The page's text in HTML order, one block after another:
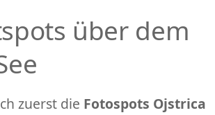
über dem
zuerst die Fotospots Ojstrica